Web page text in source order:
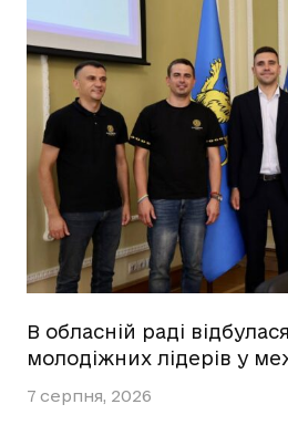
В обласній раді
молодіжних лідерів у
7 серпня, 2026